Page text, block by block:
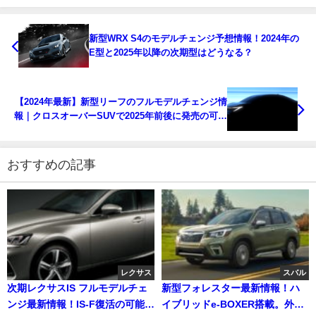
新型WRX S4のモデルチェンジ予想情報！2024年の
E型と2025年以降の次期型はどうなる？
【2024年最新】新型リーフのフルモデルチェンジ情
報｜クロスオーバーSUVで2025年前後に発売の可能
おすすめの記事
レクサス
次期レクサスIS フルモデルチェ
ンジ最新情報！IS-F復活の可能
スバル
新型フォレスター最新情報！ハ
イブリッドe-BOXER搭載。外